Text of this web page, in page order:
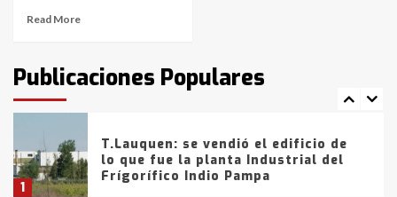
Read More
Publicaciones Populares
fueron detenidos por
comercialización de drogas en la
tarde del sábado
1
T.Lauquen: se vendió el edificio de
lo que fue la planta Industrial del
Frígorífico Indio Pampa